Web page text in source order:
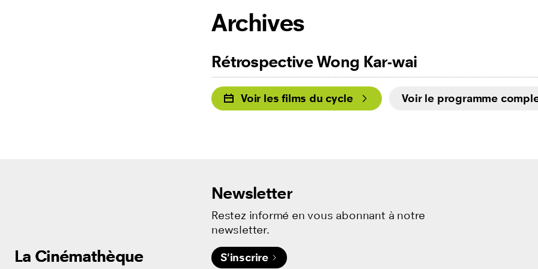
La Cinémathèque
La Cinémathèque
La Cinémathèque
Archives
Rétrospective Wong Kar-wai
Voir les films du cycle Voir le programme
Newsletter
Restez informé en vous abonnant à notre
newsletter.
S'inscrire